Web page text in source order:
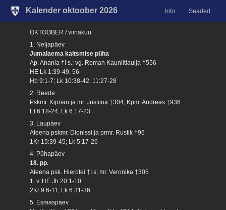
Kalender oktoober 2026 Info Seaded
OKTOOBER / viinakuu
1. Neljapäev
Jumalaema kaitsmise püha
Ap. Anania †I s.; vg. Roman Kauniltlaulja †556
HE Lk 1:39-49, 56
Hb 9:1-7; Lk 10:38-42, 11:27-28
2. Reede
Pskmr. Kiprian ja mr. Justiina †304; Kpm. Andreas †936
Ef 6:18-24; Lk 6:17-23
3. Laupäev
Ateena pskmr. Dionissi ja prmr. Rustik †96
1Kr 15:39-45; Lk 5:17-26
4. Pühapäev
18. pp.
Ateena psk. Hierotei †I s; mr. Veronika †305
1. v. HE Jh 20:1-10
2Kr 9:6-11; Lk 6:31-36
5. Esmaspäev